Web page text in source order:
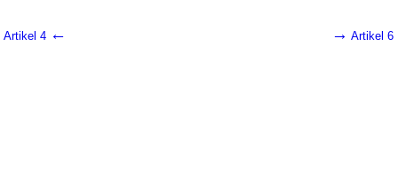
Artikel 4 ← → Artikel 6